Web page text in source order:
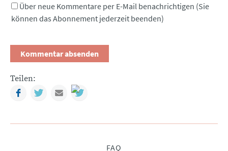
Über neue Kommentare per E-Mail benachrichtigen (Sie
können das Abonnement jederzeit beenden)
Teilen:
FacebookTwitterMail
FAQ